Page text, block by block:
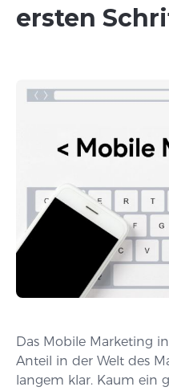
ersten
Das Mobile Marketing
Anteil in der Welt des
langem klar. Kaum ein